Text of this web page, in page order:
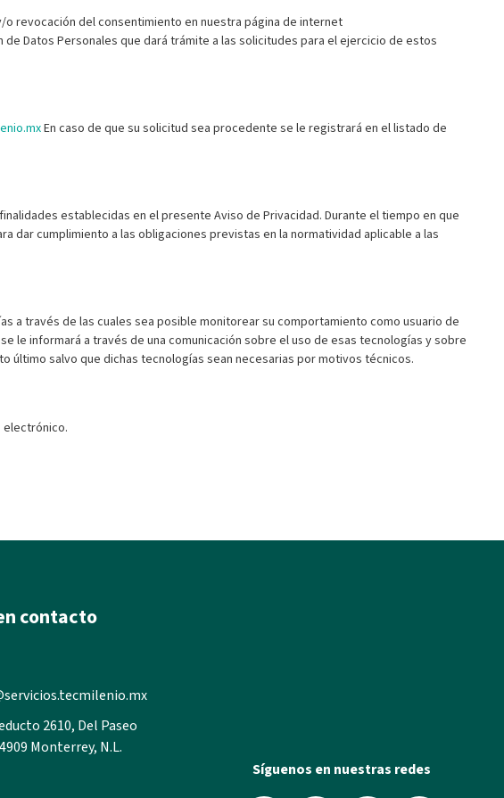
revocación del consentimiento en nuestra página de internet
Datos Personales que dará trámite a las solicitudes para el ejercicio de estos
En caso de que su solicitud sea procedente se le registrará en el listado de
establecidas en el presente Aviso de Privacidad. Durante el tiempo en que
dar cumplimiento a las obligaciones previstas en la normatividad aplicable a las
a través de las cuales sea posible monitorear su comportamiento como usuario de
le informará a través de una comunicación sobre el uso de esas tecnologías y sobre
último salvo que dichas tecnologías sean necesarias por motivos técnicos.
electrónico.
contacto
2610, Del Paseo
Monterrey, N.L.
Síguenos en nuestras redes